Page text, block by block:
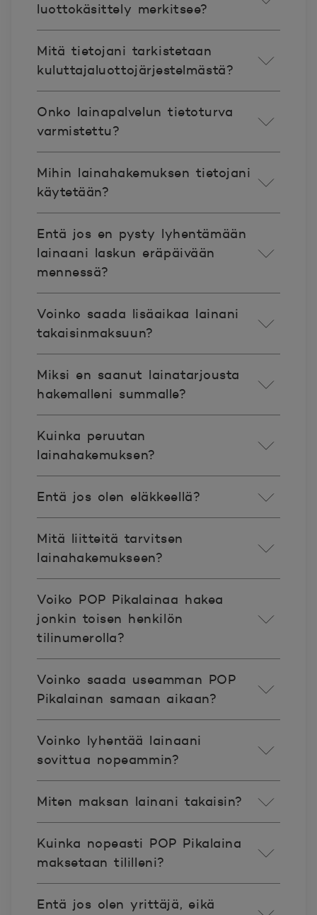
luottokäsittely merkitsee?
Mitä tietojani tarkistetaan
kuluttajaluottojärjestelmästä?
Onko lainapalvelun tietoturva
varmistettu?
Mihin lainahakemuksen tietojani
käytetään?
Entä jos en pysty lyhentämään
lainaani laskun eräpäivään
mennessä?
Voinko saada lisäaikaa lainani
takaisinmaksuun?
Miksi en saanut lainatarjousta
hakemalleni summalle?
Kuinka peruutan
lainahakemuksen?
Entä jos olen eläkkeellä?
Mitä liitteitä tarvitsen
lainahakemukseen?
Voiko POP Pikalainaa hakea
jonkin toisen henkilön
tilinumerolla?
Voinko saada useamman POP
Pikalainan samaan aikaan?
Voinko lyhentää lainaani
sovittua nopeammin?
Miten maksan lainani takaisin?
Kuinka nopeasti POP Pikalaina
maksetaan tililleni?
Entä jos olen yrittäjä, eikä